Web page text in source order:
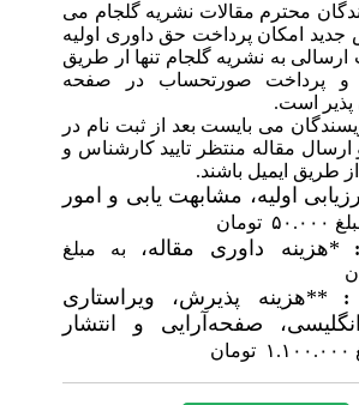
محترم مقالات نشریه گلجام می
امکان پرداخت حق داوری اولیه
به نشریه گلجام تنها ار طریق
پرداخت صورتحساب در صفحه
است.
می بایست بعد از ثبت نام در
مقاله منتظر تایید کارشناس و
طریق ایمیل باشند.
اولیه، مشابهت یابی و امور
*هزینه داوری مقاله،
به مبلغ
**هزینه پذیرش، ویراستاری
صفحه‌آرایی و انتشار